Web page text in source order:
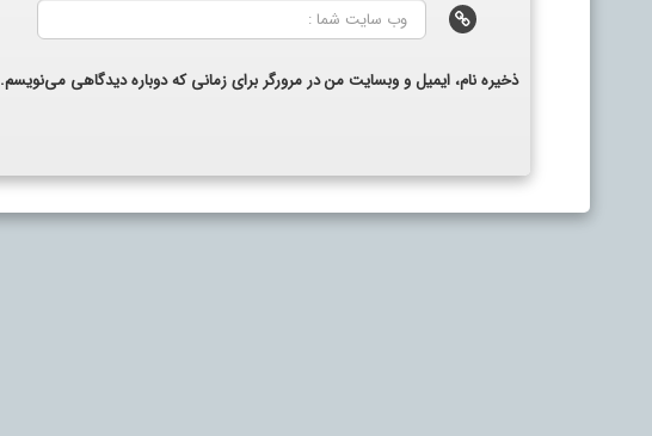
ذخیره نام، ایمیل و وبسایت من در مرورگر برای زمانی که دوباره دیدگاهی می‌نویسم.